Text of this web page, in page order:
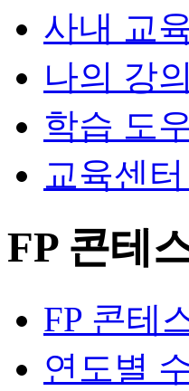
사내 교
나의 강
학습 도
교육센
FP 콘테
FP 콘테
연도별